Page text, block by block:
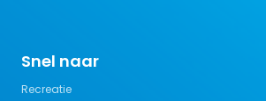
Snel naar
Recreatie